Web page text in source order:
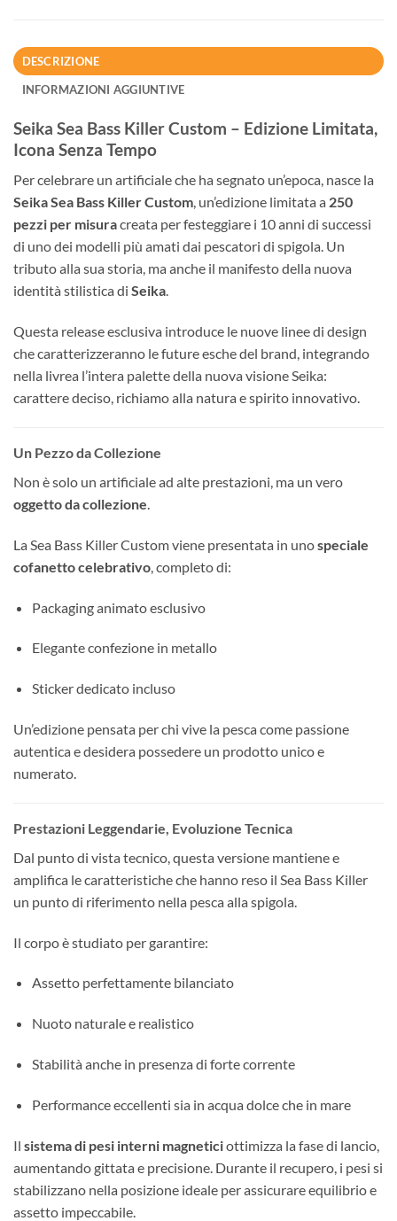
DESCRIZIONE
INFORMAZIONI AGGIUNTIVE
Seika Sea Bass Killer Custom – Edizione Limitata,
Icona Senza Tempo
Per celebrare un artificiale che ha segnato un’epoca, nasce la
Seika Sea Bass Killer Custom, un’edizione limitata a 250
pezzi per misuracreata per festeggiare i 10 anni di successi
di uno dei modelli più amati dai pescatori di spigola. Un
tributo alla sua storia, ma anche il manifesto della nuova
identità stilistica di Seika.
Questa release esclusiva introduce le nuove linee di design
che caratterizzeranno le future esche del brand, integrando
nella livrea l’intera palette della nuova visione Seika:
carattere deciso, richiamo alla natura e spirito innovativo.
Un Pezzo da Collezione
Non è solo un artificiale ad alte prestazioni, ma un vero
oggetto da collezione.
La Sea Bass Killer Custom viene presentata in unospeciale
cofanetto celebrativo , completo di:
Packaging animato esclusivo
Elegante confezione in metallo
Sticker dedicato incluso
Un’edizione pensata per chi vive la pesca come passione
autentica e desidera possedere un prodotto unico e
numerato.
Prestazioni Leggendarie, Evoluzione Tecnica
Dal punto di vista tecnico, questa versione mantiene e
amplifica le caratteristiche che hanno reso il Sea Bass Killer
un punto di riferimento nella pesca alla spigola.
Il corpo è studiato per garantire:
Assetto perfettamente bilanciato
Nuoto naturale e realistico
Stabilità anche in presenza di forte corrente
Performance eccellenti sia in acqua dolce che in mare
Il sistema di pesi interni magneticiottimizza la fase di lancio,
aumentando gittata e precisione. Durante il recupero, i pesi si
stabilizzano nella posizione ideale per assicurare equilibrio e
assetto impeccabile.